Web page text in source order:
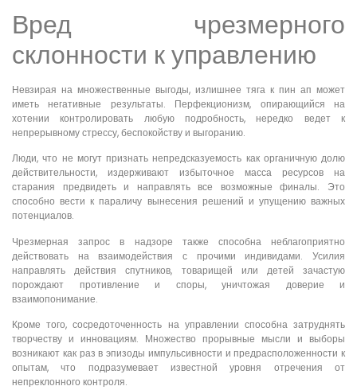
Вред чрезмерного
склонности к управлению
Невзирая на множественные выгоды, излишнее тяга к пин ап может
иметь негативные результаты. Перфекционизм, опирающийся на
хотении контролировать любую подробность, нередко ведет к
непрерывному стрессу, беспокойству и выгоранию.
Люди, что не могут признать непредсказуемость как органичную долю
действительности, издерживают избыточное масса ресурсов на
старания предвидеть и направлять все возможные финалы. Это
способно вести к параличу вынесения решений и упущению важных
потенциалов.
Чрезмерная запрос в надзоре также способна неблагоприятно
действовать на взаимодействия с прочими индивидами. Усилия
направлять действия спутников, товарищей или детей зачастую
порождают противление и споры, уничтожая доверие и
взаимопонимание.
Кроме того, сосредоточенность на управлении способна затруднять
творчеству и инновациям. Множество прорывные мысли и выборы
возникают как раз в эпизоды импульсивности и предрасположенности к
опытам, что подразумевает известной уровня отречения от
непреклонного контроля.